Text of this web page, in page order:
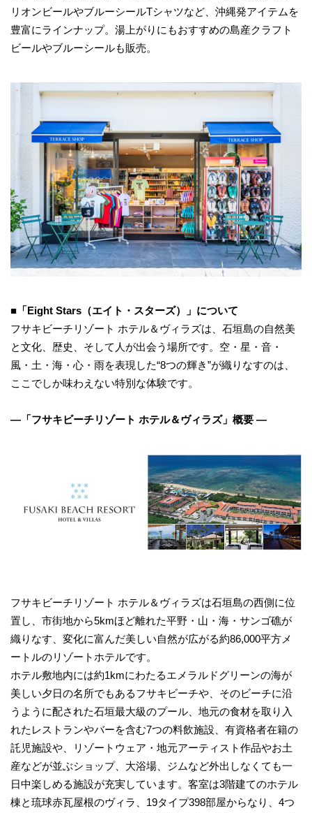
リオンビールやブルーシールTシャツなど、沖縄発アイテムを
豊富にラインナップ。湯上がりにもおすすめの島産クラフト
ビールやブルーシールも販売。
■ 「Eight Stars （エイト・スターズ）」について
フサキビーチリゾート ホテル＆ヴィラズは、石垣島の自然美
と文化、歴史、そして人が出会う場所です。空・星・音・
風・土・海・心・雨を表現した“8つの輝き”が織りなすのは、
ここでしか味わえない特別な体験です。
―「フサキビーチリゾート ホテル＆ヴィラズ」概要 ―
フサキビーチリゾート ホテル＆ヴィラズは石垣島の西側に位
置し、市街地から5kmほど離れた平野・山・海・サンゴ礁が
織りなす、変化に富んだ美しい自然が広がる約86,000平方メ
ートルのリゾートホテルです。
ホテル敷地内には約1kmにわたるエメラルドグリーンの海が
美しい夕日の名所でもあるフサキビーチや、そのビーチに沿
うように配された石垣最大級のプール、地元の食材を取り入
れたレストランやバーを含む7つの料飲施設、有資格者在籍の
託児施設や、リゾートウェア・地元アーティスト作品やお土
産などが並ぶショップ、大浴場、ジムなど外出しなくても一
日中楽しめる施設が充実しています。客室は3階建てのホテル
棟と琉球赤瓦屋根のヴィラ、19タイプ398部屋からなり、4つ